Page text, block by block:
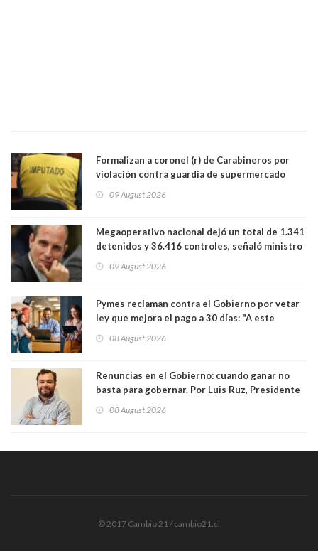
Formalizan a coronel (r) de Carabineros por
violación contra guardia de supermercado
09 August 2026
Megaoperativo nacional dejó un total de 1.341
detenidos y 36.416 controles, señaló ministro
09 August 2026
Pymes reclaman contra el Gobierno por vetar
ley que mejora el pago a 30 días: "A este
medianas empresas"
08 August 2026
Renuncias en el Gobierno: cuando ganar no
basta para gobernar. Por Luis Ruz, Presidente
08 August 2026
© 2017 Cambio 21 / cambio21.cl